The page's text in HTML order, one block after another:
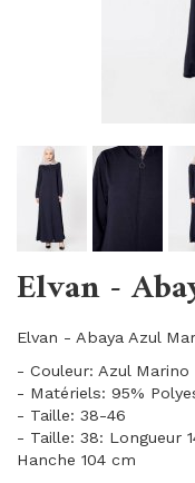
Elvan -
Elvan - Abaya Azul
- Couleur: Azul Marino
- Matériels: 95%
- Taille: 38-46
- Taille: 38: Longueur
Hanche 104 cm